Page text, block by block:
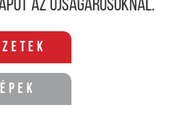
az újságárusoknál.